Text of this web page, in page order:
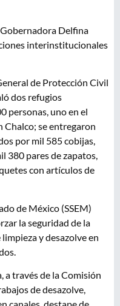
Delfina
interinstitucionales
de Protección Civil
dos refugios
personas, uno en el
se entregaron
por mil 585 cobijas,
380 pares de zapatos,
con artículos de
de México (SSEM)
la seguridad de la
y desazolve en
a través de la Comisión
de desazolve,